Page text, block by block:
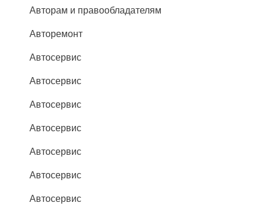
Авторам и правообладателям
Авторемонт
Автосервис
Автосервис
Автосервис
Автосервис
Автосервис
Автосервис
Автосервис